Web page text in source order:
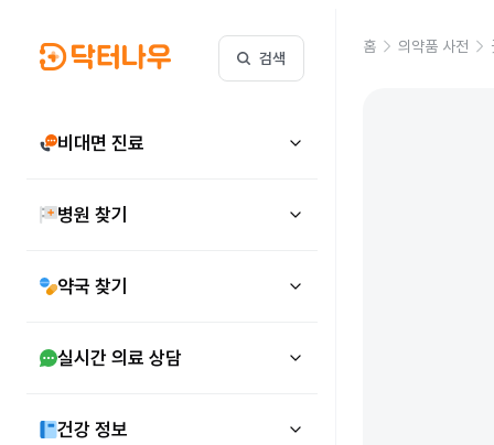
검색
비대면 진료
병원 찾기
약국 찾기
실시간 의료 상담
건강 정보
홈 의약품 사전